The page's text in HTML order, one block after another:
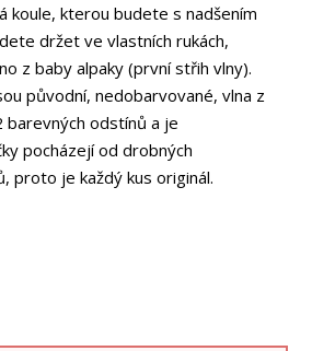
koule, kterou budete s nadšením
držet ve vlastních rukách,
z baby alpaky (první střih vlny).
původní, nedobarvované, vlna z
barevných odstínů a je
pocházejí od drobných
proto je každý kus originál.